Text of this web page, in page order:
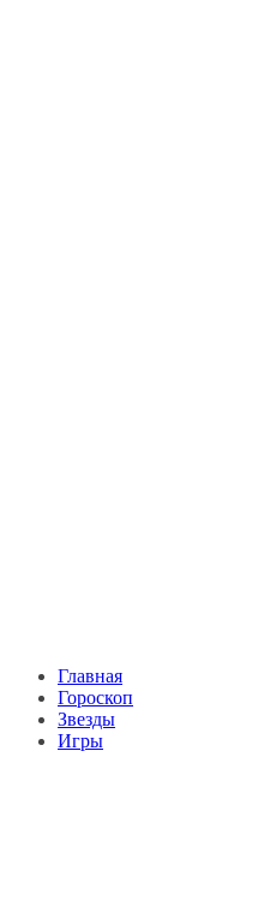
Главная
Гороскоп
Звезды
Игры